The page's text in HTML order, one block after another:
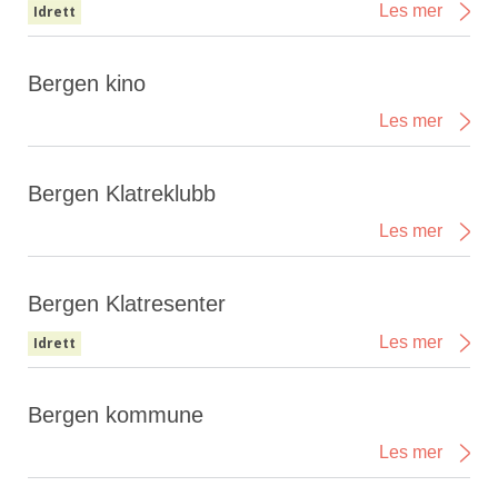
Idrett Les mer
Bergen kino
Les mer
Bergen Klatreklubb
Les mer
Bergen Klatresenter
Idrett Les mer
Bergen kommune
Les mer